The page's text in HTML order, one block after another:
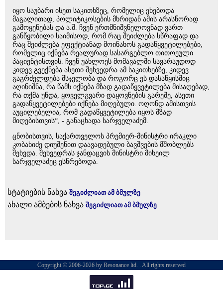
იყო საუბარი ისეთ საკითხზეც, რომელიც ეხებოდა
მაგალითად, პოლიტიკოსების მხრიდან ამის არასწორად
გამოყენებას და ა.შ. ჩვენ ერთმნიშვნელოვნად ვართ
განწყობილი საიმისოდ, რომ რაც შეიძლება სწრაფად და
რაც შეიძლება ეფექტიანად მოინახოს გადაწყვეტილებები,
რომელიც იქნება რეალურად სასარგებლო თითოეული
პაციენტისთვის. ჩვენ უახლოეს მომავალში სავარაუდოდ
კიდევ გვექნება ასეთი შეხვედრა ამ საკითხებზე, კიდევ
გაგრძელდება მსჯელობა და როგორც ეს დასაწყისშიც
აღინიშნა, რა წამს იქნება მზად გადაწყვეტილება მისაღებად,
რა თქმა უნდა, ყოველგვარი დაყოვნების გარეშე, ასეთი
გადაწყვეტილებები იქნება მიღებული. ოღონდ ამისთვის
აუცილებელია, რომ გადაწყვეტილება იყოს მზად
მიღებისთვის“, - განაცხადა სარჯველაძემ.
ცნობისთვის, საქართველოს პრემიერ-მინისტრი ირაკლი
კობახიძე დიუშენით დაავადებული ბავშვების მშობლებს
შეხვდა. შეხვედრას ჯანდაცვის მინისტრი მიხეილ
სარჯველაძეც ესწრებოდა.
სტატიების ნახვა შეგიძლიათ ამ ბმულზე
ახალი ამბების ნახვა შეგიძლიათ ამ ბმულზე
Copyright © 2006-2026 by Resonance ltd. . All rights reserved